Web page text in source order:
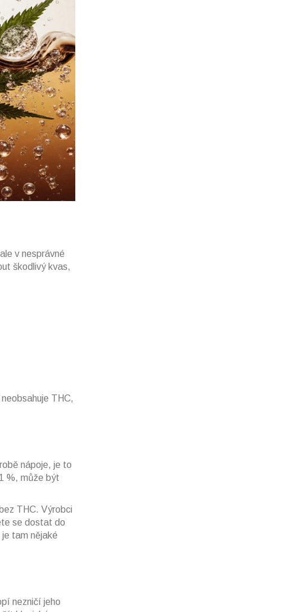
v nesprávné
škodlivý kvas,
THC,
nápoje, je to
%, může být
THC. Výrobci
se dostat do
tam nějaké
nezničí jeho